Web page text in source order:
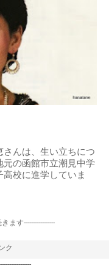
んは、生い立ちにつ
の函館市立潮見中学
校に進学していま
ます-----------------
ク